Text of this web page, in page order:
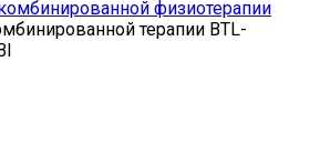
физиотерапии
терапии BTL-